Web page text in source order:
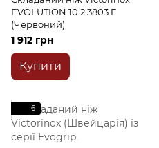
EVOLUTION 10 2.3803.E
(Червоний)
1 912 грн
Купити
6